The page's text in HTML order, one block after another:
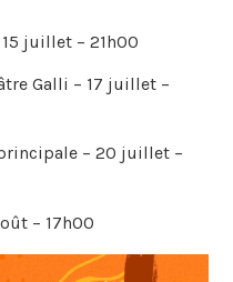
15 juillet – 21h00
Galli – 17 juillet –
– 20 juillet –
– 17h00